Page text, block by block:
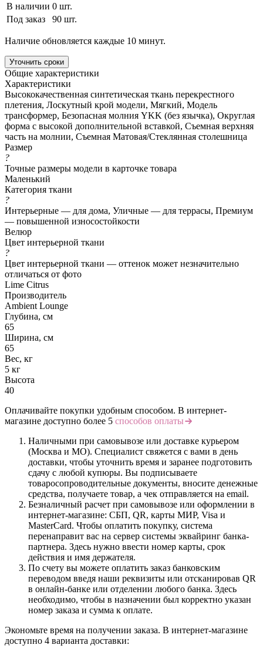
В наличии 0 шт.
Под заказ
90 шт.
Наличие обновляется каждые 10 минут.
Уточнить сроки
Общие характеристики
Характеристики
Высококачественная синтетическая ткань перекрестного
плетения, Лоскутный крой модели, Мягкий, Модель
трансформер, Безопасная молния YKK (без язычка), Округлая
форма с высокой дополнительной вставкой, Съемная верхняя
часть на молнии, Съемная Матовая/Стеклянная столешница
Размер
?
Точные размеры модели в карточке товара
Маленький
Категория ткани
?
Интерьерные — для дома, Уличные — для террасы, Премиум
— повышенной износостойкости
Велюр
Цвет интерьерной ткани
?
Цвет интерьерной ткани — оттенок может незначительно
отличаться от фото
Lime Citrus
Производитель
Ambient Lounge
Глубина, см
65
Ширина, см
65
Вес, кг
5 кг
Высота
40
Оплачивайте покупки удобным способом. В интернет-
магазине доступно более 5 способов оплаты
Наличными при самовывозе или доставке курьером
(Москва и МО). Специалист свяжется с вами в день
доставки, чтобы уточнить время и заранее подготовить
сдачу с любой купюры. Вы подписываете
товаросопроводительные документы, вносите денежные
средства, получаете товар, а чек отправляется на email.
Безналичный расчет при самовывозе или оформлении в
интернет-магазине: СБП, QR, карты МИР, Visa и
MasterCard. Чтобы оплатить покупку, система
перенаправит вас на сервер системы эквайринг банка-
партнера. Здесь нужно ввести номер карты, срок
действия и имя держателя.
По счету вы можете оплатить заказ банковским
переводом введя наши реквизиты или отсканировав QR
в онлайн-банке или отделении любого банка. Здесь
необходимо, чтобы в назначении был корректно указан
номер заказа и сумма к оплате.
Экономьте время на получении заказа. В интернет-магазине
доступно 4 варианта доставки: